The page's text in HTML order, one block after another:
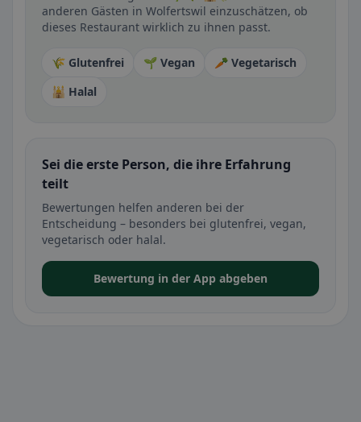
anderen Gästen in Wolfertswil einzuschätzen, ob
dieses Restaurant wirklich zu ihnen passt.
🌾 Glutenfrei 🌱 Vegan
🥕 Vegetarisch
🕌 Halal
Sei die erste Person, die ihre Erfahrung
teilt
Bewertungen helfen anderen bei der
Entscheidung – besonders bei glutenfrei, vegan,
vegetarisch oder halal.
Bewertung in der App abgeben